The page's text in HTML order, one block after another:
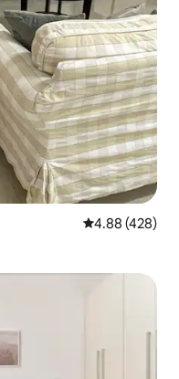
औसत रेटिंग 5 में से
4.88 (428)